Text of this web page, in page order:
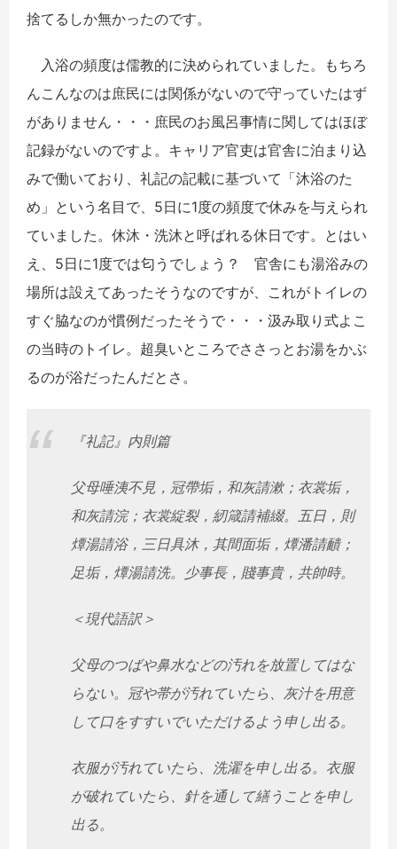
捨てるしか無かったのです。
入浴の頻度は儒教的に決められていました。
もちろ
んこんなのは庶民には関係がないので守っていたはず
があり ません・・・庶民のお風呂事情に関してはほぼ
記録がないのですよ。 キャリア官吏は官舎に泊まり込
みで働いており、 礼記の記載に基づいて「沐浴のた
め」という名目で、 5日に1度の頻度で休みを与えられ
ていました。休沐・ 洗沐と呼ばれる休日です。とはい
え、 5日に1度では匂うでしょう？ 官舎にも湯浴みの
場所は設えてあったそうなのですが、 これがトイレの
すぐ脇なのが慣例だったそうで・・・汲み取り式よこ
の当時のトイレ。 超臭いところでささっとお湯をかぶ
るのが浴だったんだとさ。
『礼記』内則篇
父母唾洟不見，冠帶垢，和灰請漱；衣裳垢，
和灰請浣；衣裳綻裂， 紉箴請補綴。五日，則
燂湯請浴，三日具沐，其間面垢，燂潘請靧；
足垢，燂湯請洗。少事長，賤事貴，共帥時。
＜現代語訳＞
父母のつばや鼻水などの汚れを放置してはな
らない。 冠や帯が汚れていたら、 灰汁を用意
して口をすすいでいただけるよう申し出る。
衣服が汚れていたら、洗濯を申し出る。衣服
が破れていたら、 針を通して繕うことを申し
出る。